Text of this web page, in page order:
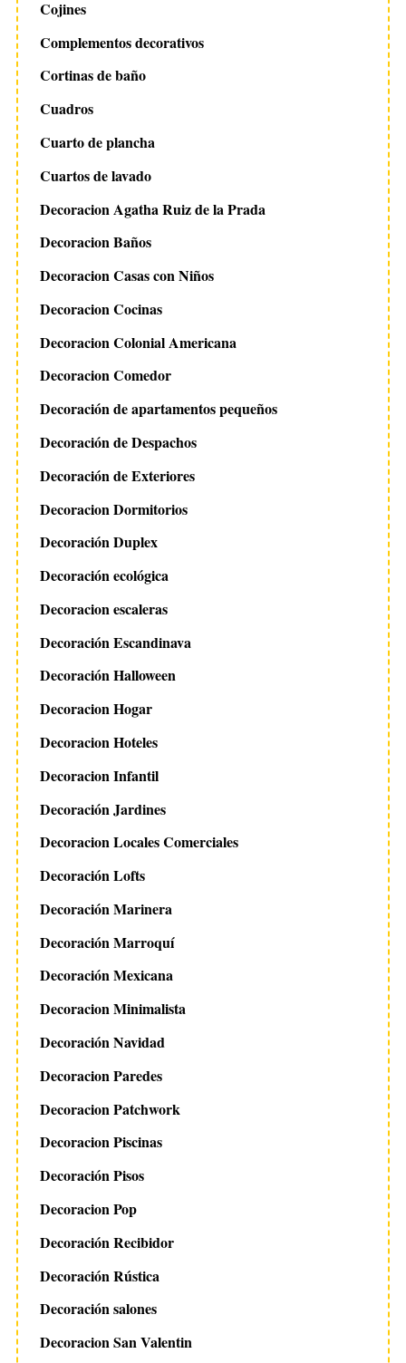
Cojines
Complementos decorativos
Cortinas de baño
Cuadros
Cuarto de plancha
Cuartos de lavado
Decoracion Agatha Ruiz de la Prada
Decoracion Baños
Decoracion Casas con Niños
Decoracion Cocinas
Decoracion Colonial Americana
Decoracion Comedor
Decoración de apartamentos pequeños
Decoración de Despachos
Decoración de Exteriores
Decoracion Dormitorios
Decoración Duplex
Decoración ecológica
Decoracion escaleras
Decoración Escandinava
Decoración Halloween
Decoracion Hogar
Decoracion Hoteles
Decoracion Infantil
Decoración Jardines
Decoracion Locales Comerciales
Decoración Lofts
Decoración Marinera
Decoración Marroquí
Decoración Mexicana
Decoracion Minimalista
Decoración Navidad
Decoracion Paredes
Decoracion Patchwork
Decoracion Piscinas
Decoración Pisos
Decoracion Pop
Decoración Recibidor
Decoración Rústica
Decoración salones
Decoracion San Valentin